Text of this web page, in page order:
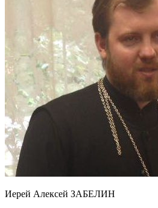
Иерей Алексей ЗАБЕЛИН